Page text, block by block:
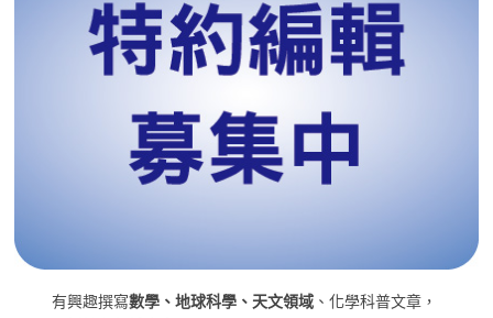
有興趣撰寫數學、地球科學、天文領域 、化學科普文章，